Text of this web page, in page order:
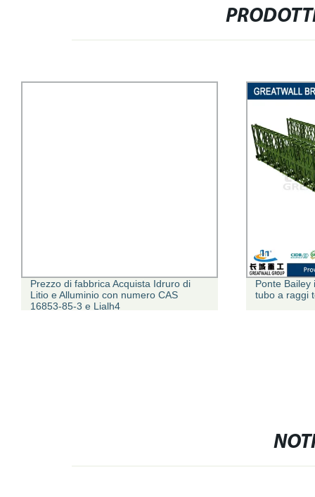
Prezzo di fabbrica Acquista Idruro di
Litio e Alluminio con numero CAS
16853-85-3 e Lialh4
Ponte Bailey
tubo a raggi